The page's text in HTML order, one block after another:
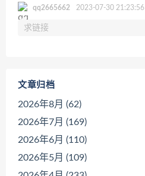
qq2665662 2023-07-30 21:23:56
求链接
文章归档
2026年8月 (62)
2026年7月 (169)
2026年6月 (110)
2026年5月 (109)